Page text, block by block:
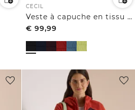
CECIL
Veste à capuche en tissu Scuba et matières mélangées
€ 99,99